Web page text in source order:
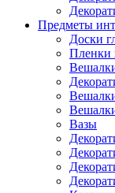
Предметы
Доски
Пленки
Вазы